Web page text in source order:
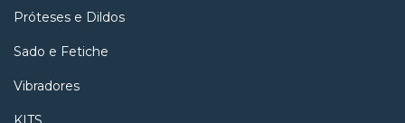
Próteses e Dildos
Sado e Fetiche
Vibradores